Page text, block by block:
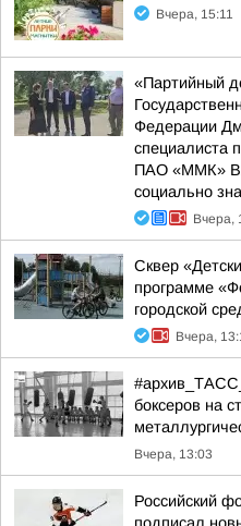
Вчера, 15:11
«Партийный
Федерации
специалиста
ПАО «ММК»
социально
Вчера,
Сквер
программе
городской
Вчера,
боксеров на
Вчера, 13:03
Российский